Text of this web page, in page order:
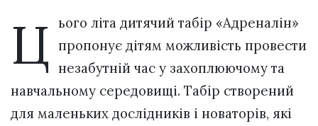
Ц
ього літа дитячий табір «Адреналін»
пропонує дітям можливість провести
незабутній час у захоплюючому та
навчальному середовищі. Табір створений
для маленьких дослідників і новаторів, які